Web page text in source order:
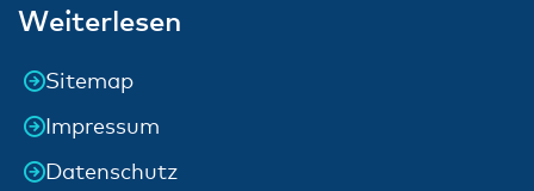
Weiterlesen
Sitemap
Impressum
Datenschutz